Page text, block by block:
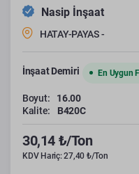
Nasip İnşaat
HATAY-PAYAS -
İnşaat Demiri En Uygun
Boyut:
16.00
Kalite:
B420C
30,14 ₺/Ton
KDV Hariç: 27,40 ₺/Ton